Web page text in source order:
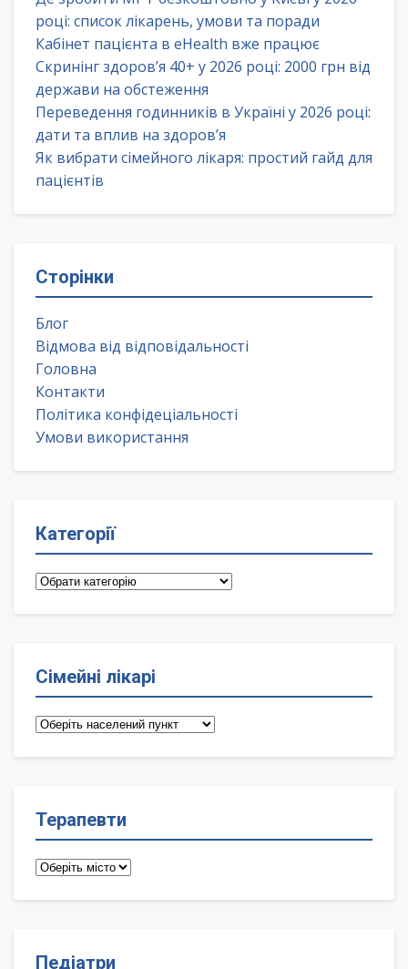
році: список лікарень, умови та поради
Кабінет пацієнта в eHealth вже працює
Скринінг здоров’я 40+ у 2026 році: 2000 грн від
держави на обстеження
Переведення годинників в Україні у 2026 році:
дати та вплив на здоров’я
Як вибрати сімейного лікаря: простий гайд для
пацієнтів
Сторінки
Блог
Відмова від відповідальності
Головна
Контакти
Політика конфідеціальності
Умови використання
Категорії
Категорії
Сімейні лікарі
Сімейні
Терапевти
Терапевти
Педіатри